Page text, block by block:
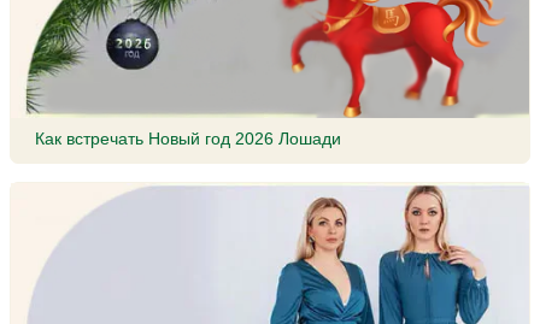
Как встречать Новый год 2026 Лошади